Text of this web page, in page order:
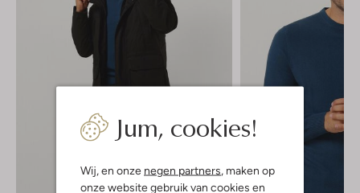
Jum, cookies!
Wij, en onze negen partners, maken op
onze website gebruik van cookies en